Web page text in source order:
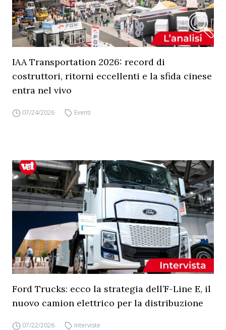
IAA Transportation 2026: record di
costruttori, ritorni eccellenti e la sfida cinese
entra nel vivo
07/24/2026 Eventi
Ford Trucks: ecco la strategia dell’F-Line E, il
nuovo camion elettrico per la distribuzione
07/22/2026 Interviste